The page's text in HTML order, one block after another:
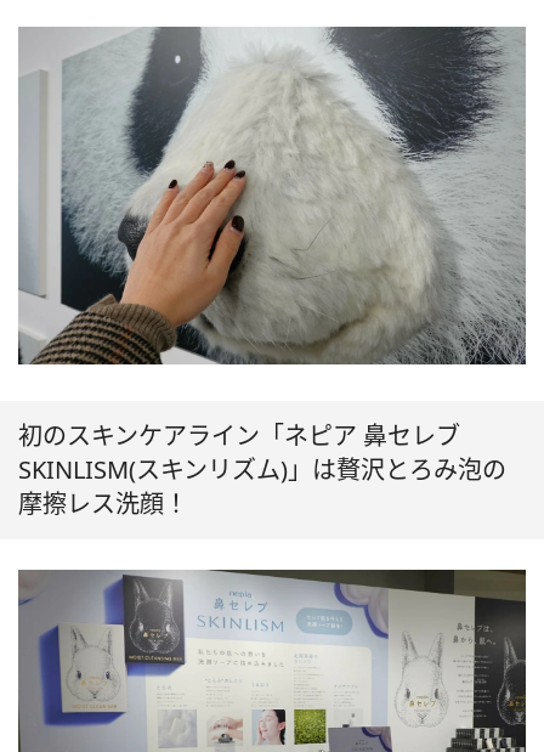
初のスキンケアライン「ネピア 鼻セレブ
SKINLISM(スキンリズム)」は贅沢とろみ泡の
摩擦レス洗顔！